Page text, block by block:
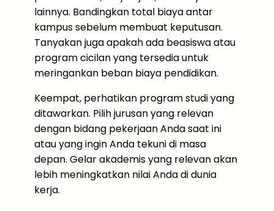
lainnya. Bandingkan total biaya antar
kampus sebelum membuat keputusan.
Tanyakan juga apakah ada beasiswa atau
program cicilan yang tersedia untuk
meringankan beban biaya pendidikan.
Keempat, perhatikan program studi yang
ditawarkan. Pilih jurusan yang relevan
dengan bidang pekerjaan Anda saat ini
atau yang ingin Anda tekuni di masa
depan. Gelar akademis yang relevan akan
lebih meningkatkan nilai Anda di dunia
kerja.